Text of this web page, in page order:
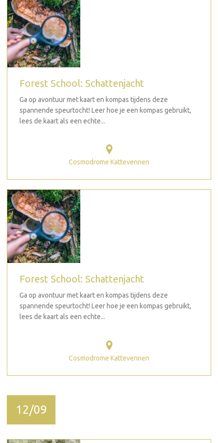
Forest School: Schattenjacht
Ga op avontuur met kaart en kompas tijdens deze
spannende speurtocht! Leer hoe je een kompas gebruikt,
lees de kaart als een echte...
Cosmodrome Kattevennen
Forest School: Schattenjacht
Ga op avontuur met kaart en kompas tijdens deze
spannende speurtocht! Leer hoe je een kompas gebruikt,
lees de kaart als een echte...
Cosmodrome Kattevennen
12/09